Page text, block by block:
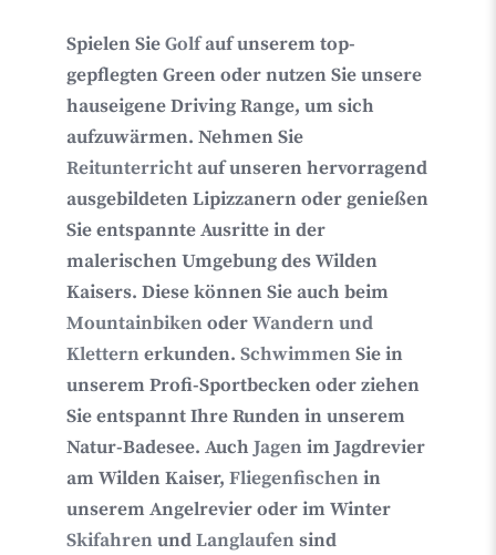
Spielen SieGolfauf unserem top-
gepflegten Green oder nutzen Sie unsere
hauseigene Driving Range, um sich
aufzuwärmen. Nehmen Sie
Reitunterrichtauf unseren hervorragend
ausgebildeten Lipizzanern oder genießen
Sie entspannte Ausritte in der
malerischen Umgebung des Wilden
Kaisers. Diese können Sie auch beim
MountainbikenoderWandern und
Kletternerkunden. SchwimmenSie in
unserem Profi-Sportbecken oder ziehen
Sie entspannt Ihre Runden in unserem
Natur-Badesee. Auch Jagenim Jagdrevier
am Wilden Kaiser, Fliegenfischenin
unserem Angelrevier oder im Winter
SkifahrenundLanglaufensind